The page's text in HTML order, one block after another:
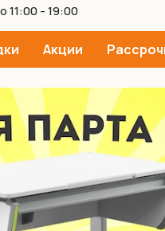
11:00 - 19:00
Акции